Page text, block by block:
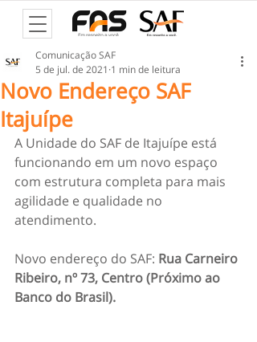
Novo Endereço SAF
Itajuípe
Comunicação SAF
5 de jul. de 2021 1 min de leitura
A Unidade do SAF de Itajuípe está
funcionando em um novo espaço
com estrutura completa para mais
agilidade e qualidade no
atendimento.
Novo endereço do SAF: Rua Carneiro
Ribeiro, nº 73, Centro (Próximo ao
Banco do Brasil).